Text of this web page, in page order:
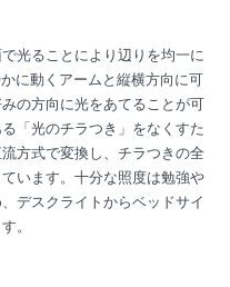
光ることにより辺りを均一に
に動くアームと縦横方向に可
の方向に光をあてることが可
「光のチラつき」をなくすた
方式で変換し、チラつきの全
います。十分な照度は勉強や
デスクライトからベッドサイ
。